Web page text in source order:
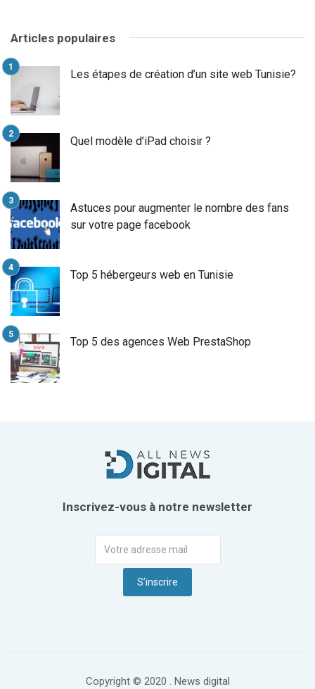
Articles populaires
Les étapes de création d’un site web Tunisie?
Quel modèle d’iPad choisir ?
Astuces pour augmenter le nombre des fans
sur votre page facebook
Top 5 hébergeurs web en Tunisie
Top 5 des agences Web PrestaShop
Inscrivez-vous à notre newsletter
Copyright © 2020 . News digital